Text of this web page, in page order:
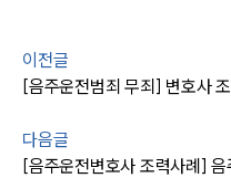
이전글
다음글